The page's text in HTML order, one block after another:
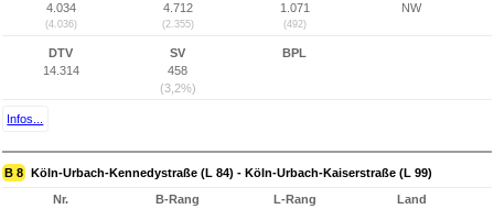
4.034
(4.036)
4.712
(2.355)
1.071
(492)
NW
DTV
14.314
SV
458
(3,2%)
BPL
Infos...
B 8 Köln-Urbach-Kennedystraße (L 84) - Köln-Urbach-Kaiserstraße (L 99)
Nr.
B-Rang
L-Rang
Land